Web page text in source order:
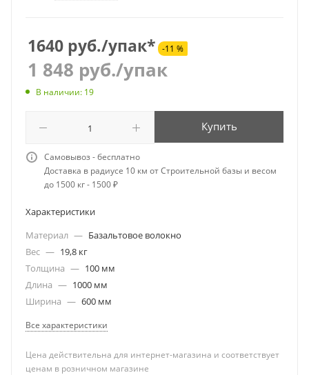
1640 руб./упак* -11 %
1 848 руб./упак
В наличии: 19
Купить
Самовывоз - бесплатно
Доставка в радиусе 10 км от Строительной базы и весом
до 1500 кг - 1500 ₽
Характеристики
Материал — Базальтовое волокно
Вес — 19,8 кг
Толщина — 100 мм
Длина — 1000 мм
Ширина — 600 мм
Все характеристики
Цена действительна для интернет-магазина и соответствует
ценам в розничном магазине